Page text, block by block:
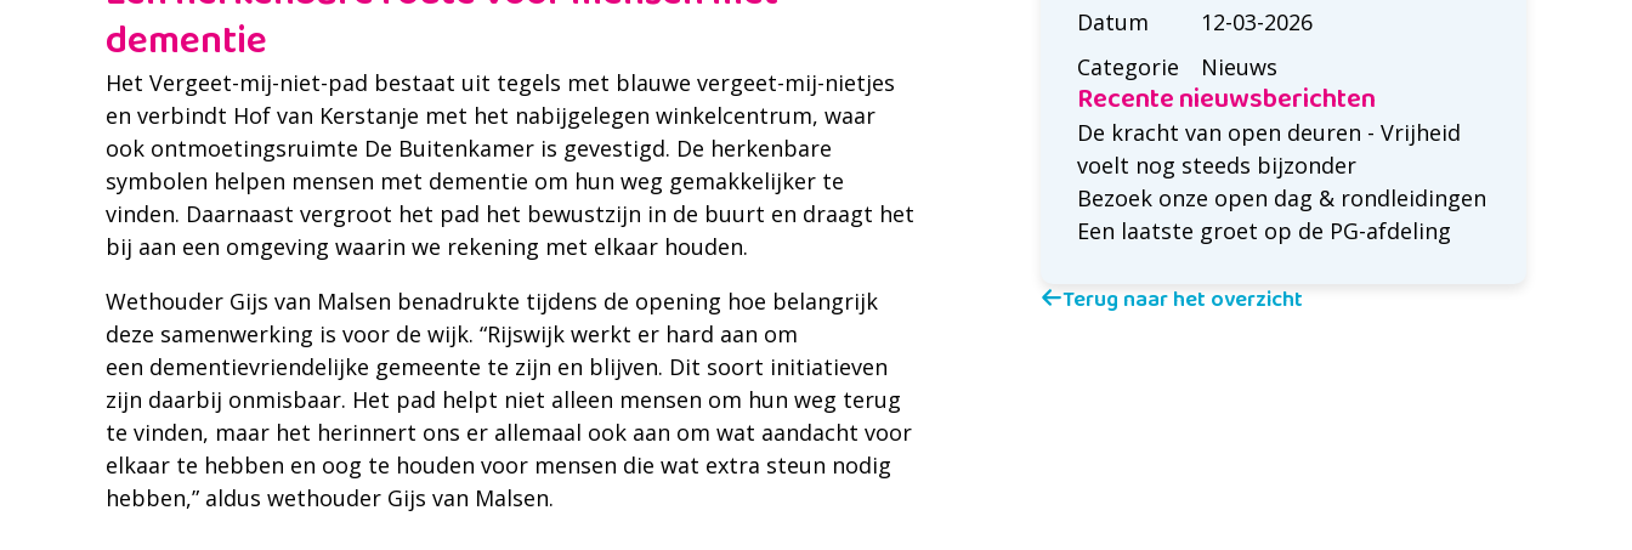
dementie
Het Vergeet-mij-niet-pad bestaat uit tegels met blauwe vergeet-mij-nietjes
en verbindt Hof van Kerstanje met het nabijgelegen winkelcentrum, waar
ook ontmoetingsruimte De Buitenkamer is gevestigd. De herkenbare
symbolen helpen mensen met dementie om hun weg gemakkelijker te
vinden. Daarnaast vergroot het pad het bewustzijn in de buurt en draagt het
bij aan een omgeving waarin we rekening met elkaar houden.
Wethouder Gijs van Malsen benadrukte tijdens de opening hoe belangrijk
deze samenwerking is voor de wijk. “Rijswijk werkt er hard aan om
een dementievriendelijke gemeente te zijn en blijven. Dit soort initiatieven
zijn daarbij onmisbaar. Het pad helpt niet alleen mensen om hun weg terug
te vinden, maar het herinnert ons er allemaal ook aan om wat aandacht voor
elkaar te hebben en oog te houden voor mensen die wat extra steun nodig
hebben,” aldus wethouder Gijs van Malsen.
Datum
12-03-2026
Categorie
Nieuws
Recente nieuwsberichten
De kracht van open deuren - Vrijheid
voelt nog steeds bijzonder
Bezoek onze open dag & rondleidingen
Een laatste groet op de PG-afdeling
Terug naar het overzicht